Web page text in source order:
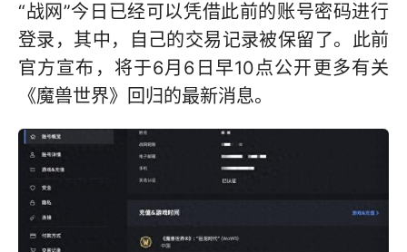
“战网”今日已经可以凭借此前的账号密码进行
登录，其中，自己的交易记录被保留了。此前
官方宣布，将于6月6日早10点公开更多有关
《魔兽世界》回归的最新消息。